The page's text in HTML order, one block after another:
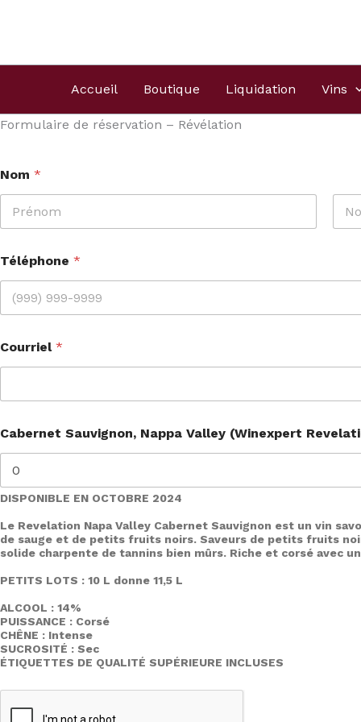
Accueil Boutique Liquidation Vins
Formulaire de réservation – Révélation
Nom *
Téléphone *
Courriel *
Cabernet Sauvignon, Nappa Valley (Winexpert
DISPONIBLE EN OCTOBRE 2024
Le Revelation Napa Valley Cabernet Sauvignon est un vin
de sauge et de petits fruits noirs. Saveurs de petits fruits
solide charpente de tannins bien mûrs. Riche et corsé avec
PETITS LOTS : 10 L donne 11,5 L
ALCOOL : 14%
PUISSANCE : Corsé
CHÊNE : Intense
SUCROSITÉ : Sec
ÉTIQUETTES DE QUALITÉ SUPÉRIEURE INCLUSES